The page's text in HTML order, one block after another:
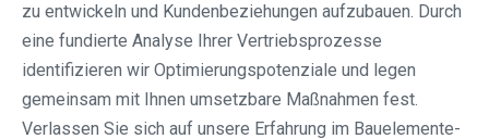
zu entwickeln und Kundenbeziehungen aufzubauen. Durch
eine fundierte Analyse Ihrer Vertriebsprozesse
identifizieren wir Optimierungspotenziale und legen
gemeinsam mit Ihnen umsetzbare Maßnahmen fest.
Verlassen Sie sich auf unsere Erfahrung im Bauelemente-